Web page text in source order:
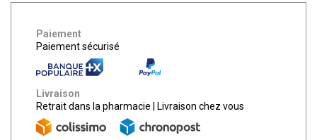
Paiement
Paiement sécurisé
Livraison
Retrait dans la pharmacie
Livraison chez vous